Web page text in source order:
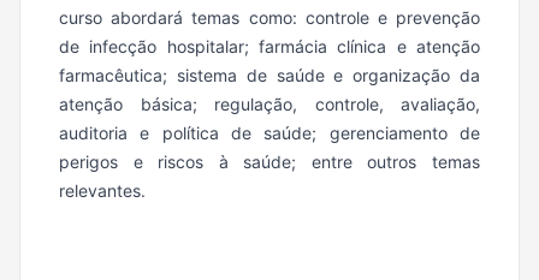
curso abordará temas como: controle e prevenção
de infecção hospitalar; farmácia clínica e atenção
farmacêutica; sistema de saúde e organização da
atenção básica; regulação, controle, avaliação,
auditoria e política de saúde; gerenciamento de
perigos e riscos à saúde; entre outros temas
relevantes.